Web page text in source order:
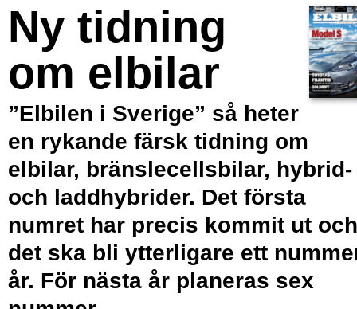
Ny tidning
om elbilar
”Elbilen i Sverige” så heter
en rykande färsk tidning om
elbilar, bränslecellsbilar, hybrid-
och laddhybrider. Det första
numret har precis kommit ut och
det ska bli ytterligare ett
år. För nästa år planeras sex